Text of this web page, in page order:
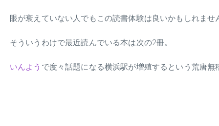
眼が衰えていない人でもこの読書体験は良いかもしれませ
そういうわけで最近読んでいる本は次の2冊。
いんよう で度々話題になる横浜駅が増殖するという荒唐無